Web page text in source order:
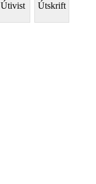
Útivist Útskrift